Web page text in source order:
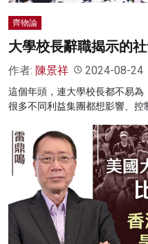
齊物論
大學校長辭職揭示的
作者: 陳景祥 2024-08-24
這個年頭，連大學校長都不易為
很多不同利益集團都想影響、控